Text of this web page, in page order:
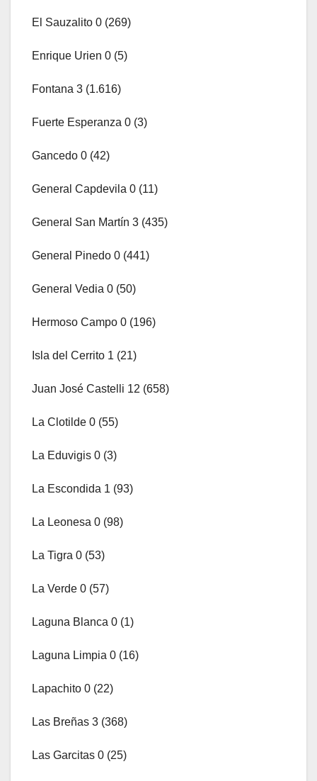
El Sauzalito 0 (269)
Enrique Urien 0 (5)
Fontana 3 (1.616)
Fuerte Esperanza 0 (3)
Gancedo 0 (42)
General Capdevila 0 (11)
General San Martín 3 (435)
General Pinedo 0 (441)
General Vedia 0 (50)
Hermoso Campo 0 (196)
Isla del Cerrito 1 (21)
Juan José Castelli 12 (658)
La Clotilde 0 (55)
La Eduvigis 0 (3)
La Escondida 1 (93)
La Leonesa 0 (98)
La Tigra 0 (53)
La Verde 0 (57)
Laguna Blanca 0 (1)
Laguna Limpia 0 (16)
Lapachito 0 (22)
Las Breñas 3 (368)
Las Garcitas 0 (25)